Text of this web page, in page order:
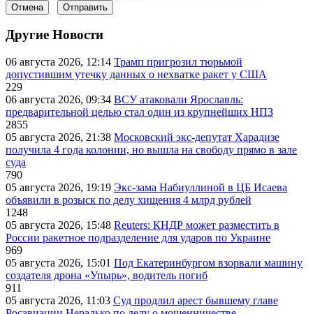
Отмена Отправить
Другие Новости
06 августа 2026, 12:14 Трамп пригрозил тюрьмой
допустившим утечку данных о нехватке ракет у США
229
06 августа 2026, 09:34 ВСУ атаковали Ярославль:
предварительной целью стал один из крупнейших НПЗ
2855
05 августа 2026, 21:38 Московский экс-депутат Харадизе
получила 4 года колонии, но вышла на свободу прямо в зале
суда
790
05 августа 2026, 19:19 Экс-зама Набиуллиной в ЦБ Исаева
объявили в розыск по делу хищения 4 млрд рублей
1248
05 августа 2026, 15:48 Reuters: КНДР может разместить в
России ракетное подразделение для ударов по Украине
969
05 августа 2026, 15:01 Под Екатеринбургом взорвали машину
создателя дрона «Упырь», водитель погиб
911
05 августа 2026, 11:03 Суд продлил арест бывшему главе